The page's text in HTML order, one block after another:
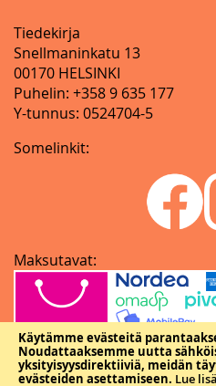
Käytämme evästeitä
Noudattaaksemme uutta
yksityisyysdirektiiviä, meidän
evästeiden asettamiseen. Lue
Tiedekirja
Snellmaninkatu 13
00170 HELSINKI
Puhelin: +358 9 635 177
Y-tunnus: 0524704-5
Somelinkit:
Maksutavat: